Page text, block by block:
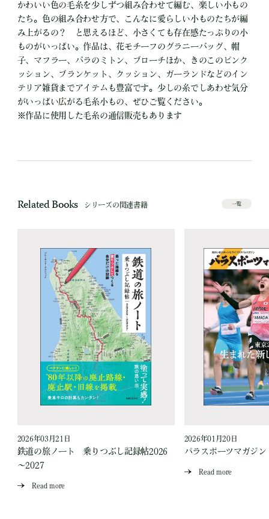
かわいい色の毛糸を少しずつ組み合わせて編む、楽しい小もの
たち。色の組み合わせ方で、こんなに愛らしい小ものたちが編
み上がるの？ と思えるほど、小さくても存在感たっぷりの小
ものがいっぱい。作品は、花モチーフのグラニーバッグ、帽
子、マフラー、バラのミトン、ブローチほか、きのこのピンク
ッション、ブランケット、クッション、ガーランドなどのイン
テリア雑貨までアイテムも豊富です。少しの糸でしあわせ気分
がいっぱい広がる毛糸小もの、ぜひご覧ください。
※作品に使用した毛糸の通信販売もあります
Related Books シリーズの関連書籍 一覧
2026年03月21日
鉄道の旅ノート 乗りつぶし記録帖2026
～2027
Read more
2026年01月20日
パラスポーツマガジ
Read more